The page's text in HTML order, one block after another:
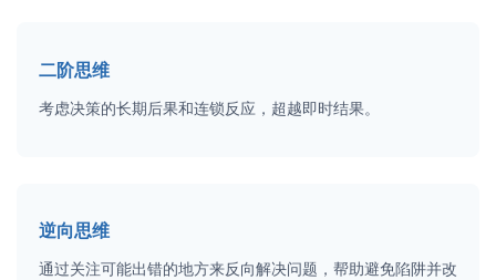
二阶思维
考虑决策的长期后果和连锁反应，超越即时结果。
逆向思维
通过关注可能出错的地方来反向解决问题，帮助避免陷阱并改